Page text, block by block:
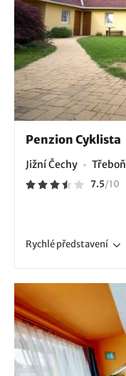
Penzion Cyklista
Jižní Čechy Třeboň
7.5/10
Rychlépředstavení